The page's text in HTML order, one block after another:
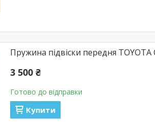
Пружина підвіски передня TOYOTA
3 500 ₴
Готово до відправки
Купити